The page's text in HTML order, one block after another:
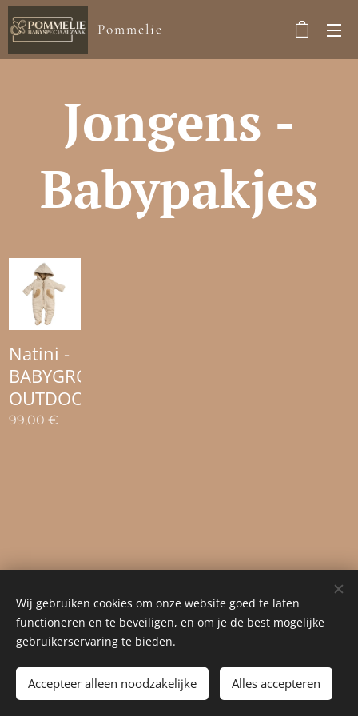
Pommelie
Jongens -
Babypakjes
Natini -
BABYGROW
OUTDOOR
99,00 €
Cookies
Wij gebruiken cookies om onze website goed te laten
functioneren en te beveiligen, en om je de best mogelijke
gebruikerservaring te bieden.
Accepteer alleen noodzakelijke Alles accepteren